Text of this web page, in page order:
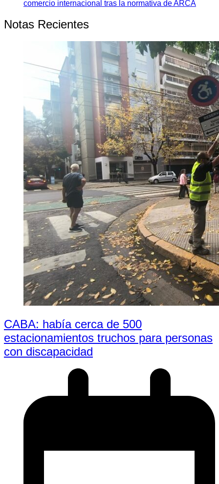
comercio internacional tras la normativa de ARCA
Notas Recientes
CABA: había cerca de 500
estacionamientos truchos para personas
con discapacidad